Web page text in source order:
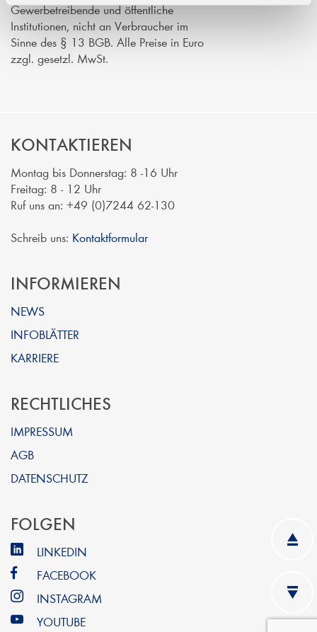
Gewerbetreibende und öffentliche
Institutionen, nicht an Verbraucher im
Sinne des § 13 BGB. Alle Preise in Euro
zzgl. gesetzl. MwSt.
KONTAKTIEREN
Montag bis Donnerstag: 8 -16 Uhr
Freitag: 8 - 12 Uhr
Ruf uns an: +49 (0)7244 62-130
Schreib uns: Kontaktformular
INFORMIEREN
NEWS
INFOBLÄTTER
KARRIERE
RECHTLICHES
IMPRESSUM
AGB
DATENSCHUTZ
FOLGEN
LINKEDIN
FACEBOOK
INSTAGRAM
YOUTUBE